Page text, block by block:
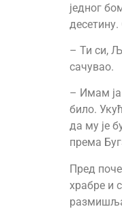
једног
– Ти си,
сачувао.
– Имам ја
било.
да му је
према
Пред
храбре и